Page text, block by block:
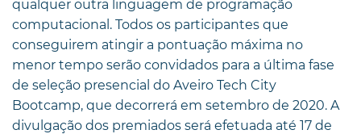
qualquer outra linguagem de programação
computacional. Todos os participantes que
conseguirem atingir a pontuação máxima no
menor tempo serão convidados para a última fase
de seleção presencial do Aveiro Tech City
Bootcamp, que decorrerá em setembro de 2020. A
divulgação dos premiados será efetuada até 17 de